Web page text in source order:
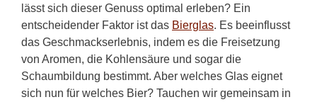
lässt sich dieser Genuss optimal erleben? Ein
entscheidender Faktor ist das Bierglas. Es beeinflusst
das Geschmackserlebnis, indem es die Freisetzung
von Aromen, die Kohlensäure und sogar die
Schaumbildung bestimmt. Aber welches Glas eignet
sich nun für welches Bier? Tauchen wir gemeinsam in